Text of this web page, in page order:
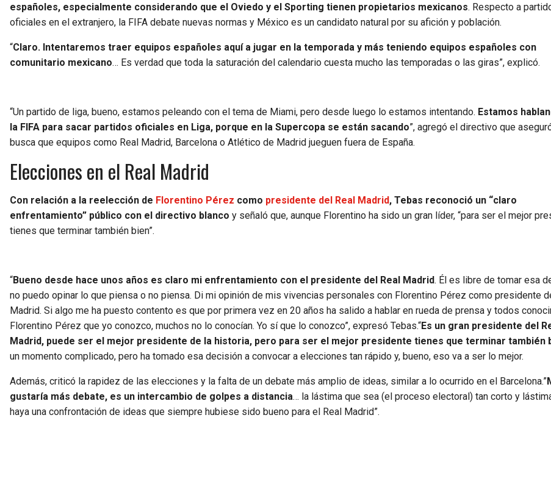
españoles, especialmente considerando que el Oviedo y el Sporting tienen propietarios mexicanos. Respecto a
oficiales en el extranjero, la FIFA debate nuevas normas y México es un candidato natural por su afición y población.
“Claro. Intentaremos traer equipos españoles aquí a jugar en la temporada y más teniendo equipos españoles con
comunitario mexicano… Es verdad que toda la saturación del calendario cuesta mucho las temporadas o las giras”, explicó.
“Un partido de liga, bueno, estamos peleando con el tema de Miami, pero desde luego lo estamos intentando. Estamos
la FIFA para sacar partidos oficiales en Liga, porque en la Supercopa se están sacando”, agregó el directivo que
busca que equipos como Real Madrid, Barcelona o Atlético de Madrid jueguen fuera de España.
Elecciones en el Real Madrid
Con relación a la reelección de Florentino Pérez como presidente del Real Madrid, Tebas reconoció un “claro
enfrentamiento” público con el directivo blanco y señaló que, aunque Florentino ha sido un gran líder, “para ser el mejor
tienes que terminar también bien”.
“Bueno desde hace unos años es claro mi enfrentamiento con el presidente del Real Madrid. Él es libre de tomar esa
no puedo opinar lo que piensa o no piensa. Di mi opinión de mis vivencias personales con Florentino Pérez como presidente
Madrid. Si algo me ha puesto contento es que por primera vez en 20 años ha salido a hablar en rueda de prensa y todos
Florentino Pérez que yo conozco, muchos no lo conocían. Yo sí que lo conozco”, expresó Tebas.“Es un gran presidente del
Madrid, puede ser el mejor presidente de la historia, pero para ser el mejor presidente tienes que terminar también
un momento complicado, pero ha tomado esa decisión a convocar a elecciones tan rápido y, bueno, eso va a ser lo mejor.
Además, criticó la rapidez de las elecciones y la falta de un debate más amplio de ideas, similar a lo ocurrido en el Barcelona.”
gustaría más debate, es un intercambio de golpes a distancia… la lástima que sea (el proceso electoral) tan corto y
haya una confrontación de ideas que siempre hubiese sido bueno para el Real Madrid”.